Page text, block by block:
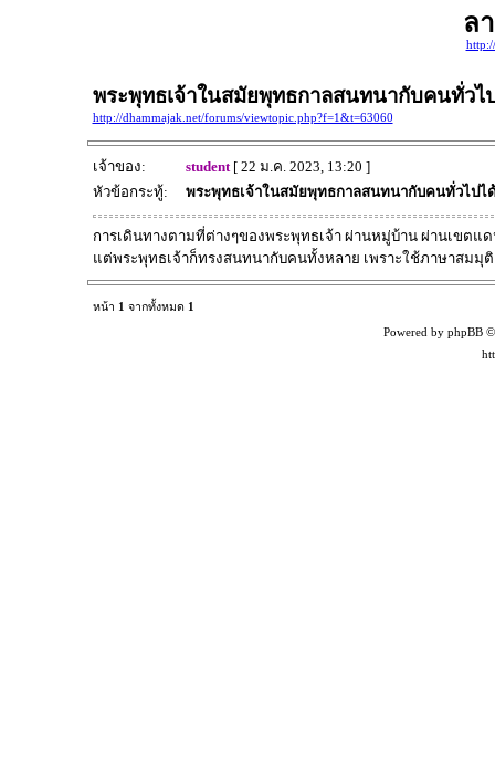
ล
พระพุทธเจ้าในสมัยพุทธกาลสนทนากับคนทั่วไ
http://dhammajak.net/forums/viewtopic.php?f=1&t=63060
เจ้าของ: student[ 22 ม.ค. 2023, 13:20 ]
หัวข้อกระทู้:
พระพุทธเจ้าในสมัยพุทธกาลสนทนากับคนทั่วไปไ
การเดินทางตามที่ต่างๆของพระพุทธเจ้า ผ่านหมู่บ้าน ผ่านเขตแ
แต่พระพุทธเจ้าก็ทรงสนทนากับคนทั้งหลาย เพราะใช้ภาษาสมมุ
หน้า 1 จากทั้งหมด 1
Powered by phpBB